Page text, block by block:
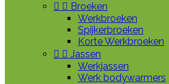
  Broeken
Werkbroeken
Spijkerbroeken
Korte Werkbroeken
  Jassen
Werkjassen
Werk bodywarmers